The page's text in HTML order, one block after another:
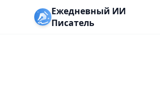
Ежедневный ИИ
Писатель